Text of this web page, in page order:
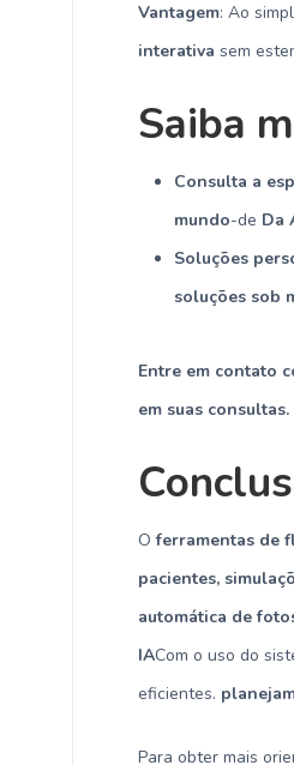
Vantagem: Ao
interativa sem
Saiba
Consulta a
mundo-de Da
Soluções
soluções sob
Entre em contato
em suas consultas.
Oferramentas de
pacientes,
automática de
IACom o uso do
eficientes.
Para obter mais